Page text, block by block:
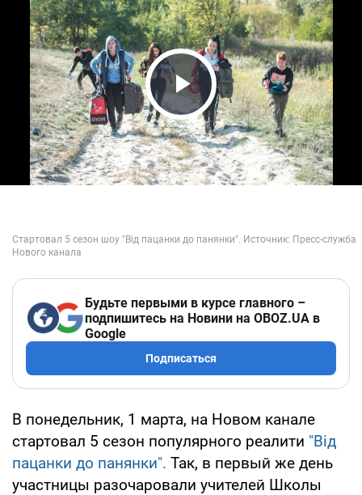
Play Video
Будьте первыми в курсе главного –
подпишитесь на Новини на OBOZ.UA в
Google
Подписаться
В понедельник, 1 марта, на Новом канале
стартовал 5 сезон популярного реалити "Від
пацанки до панянки". Так, в первый же день
участницы разочаровали учителей Школы